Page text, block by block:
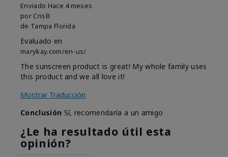
Enviado Hace 4 meses
por CrisB
de Tampa Florida
Evaluado en
marykay.com/en-us/
The sunscreen product is great! My whole family uses
this product and we all love it!
Mostrar Traducción
Conclusión Sí, recomendaría a un amigo
¿Le ha resultado útil esta
opinión?